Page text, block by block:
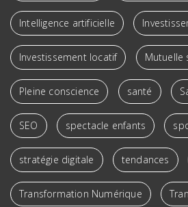
Intelligence artificielle
Investissement locatif Mutuelle
Pleine conscience santé
SEO spectacle enfants
stratégie digitale tendances
Transformation Numérique